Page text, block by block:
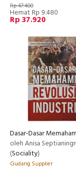
Rp 47.400
Hemat Rp 9.480
Rp 37.920
oleh Anisa
(Sociality)
Gudang Supplier